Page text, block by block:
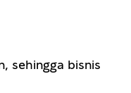
sehingga bisnis